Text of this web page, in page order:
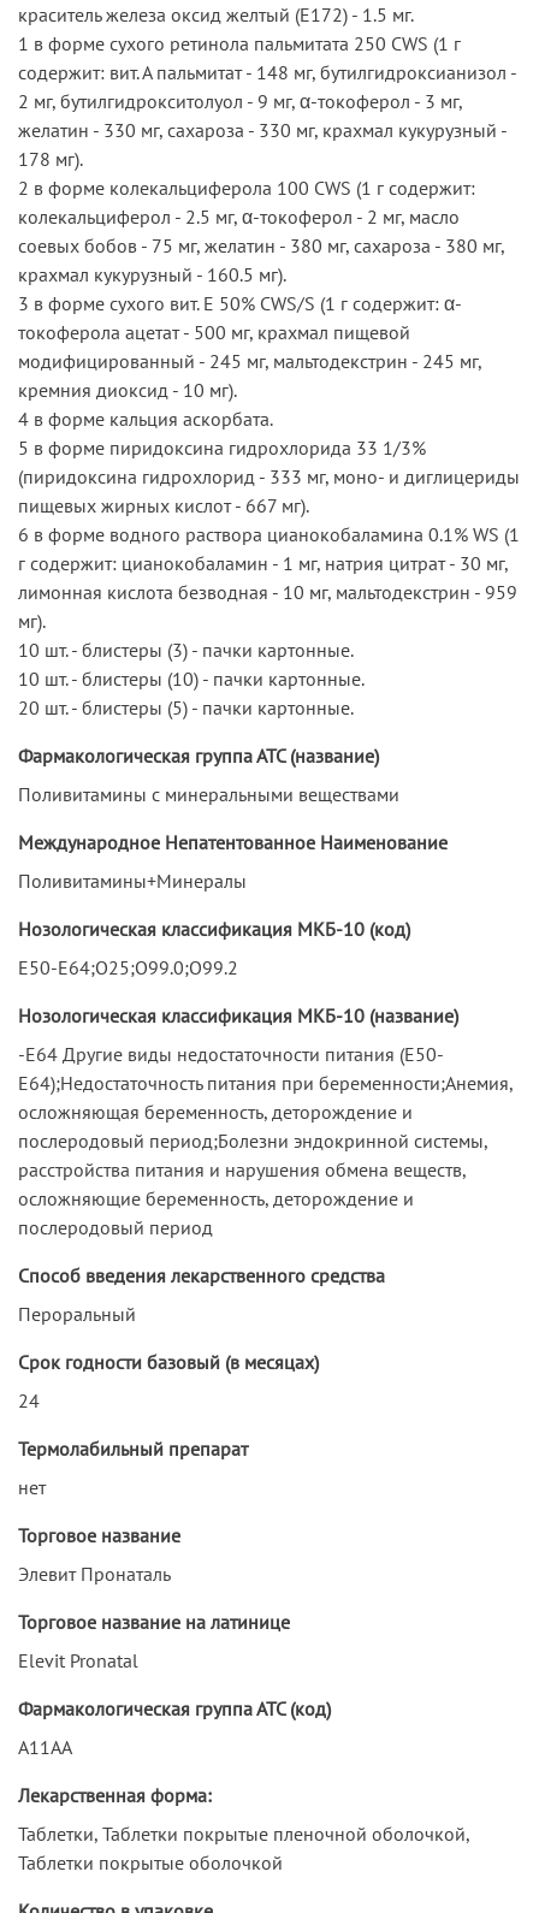
краситель железа оксид желтый (Е172) - 1.5 мг.
1 в форме сухого ретинола пальмитата 250 CWS (1 г
содержит: вит. А пальмитат - 148 мг, бутилгидроксианизол -
2 мг, бутилгидрокситолуол - 9 мг, α-токоферол - 3 мг,
желатин - 330 мг, сахароза - 330 мг, крахмал кукурузный -
178 мг).
2 в форме колекальциферола 100 CWS (1 г содержит:
колекальциферол - 2.5 мг, α-токоферол - 2 мг, масло
соевых бобов - 75 мг, желатин - 380 мг, сахароза - 380 мг,
крахмал кукурузный - 160.5 мг).
3 в форме сухого вит. Е 50% CWS/S (1 г содержит: α-
токоферола ацетат - 500 мг, крахмал пищевой
модифицированный - 245 мг, мальтодекстрин - 245 мг,
кремния диоксид - 10 мг).
4 в форме кальция аскорбата.
5 в форме пиридоксина гидрохлорида 33 1/3%
(пиридоксина гидрохлорид - 333 мг, моно- и диглицериды
пищевых жирных кислот - 667 мг).
6 в форме водного раствора цианокобаламина 0.1% WS (1
г содержит: цианокобаламин - 1 мг, натрия цитрат - 30 мг,
лимонная кислота безводная - 10 мг, мальтодекстрин - 959
мг).
10 шт. - блистеры (3) - пачки картонные.
10 шт. - блистеры (10) - пачки картонные.
20 шт. - блистеры (5) - пачки картонные.
Фармакологическая группа АТС (название)
Поливитамины с минеральными веществами
Международное Непатентованное Наименование
Поливитамины+Минералы
Нозологическая классификация МКБ-10 (код)
E50-E64;O25;O99.0;O99.2
Нозологическая классификация МКБ-10 (название)
-E64 Другие виды недостаточности питания (E50-
E64);Недостаточность питания при беременности;Анемия,
осложняющая беременность, деторождение и
послеродовый период;Болезни эндокринной системы,
расстройства питания и нарушения обмена веществ,
осложняющие беременность, деторождение и
послеродовый период
Способ введения лекарственного средства
Пероральный
Срок годности базовый (в месяцах)
24
Термолабильный препарат
нет
Торговое название
Элевит Пронаталь
Торговое название на латинице
Elevit Pronatal
Фармакологическая группа АТС (код)
A11AA
Лекарственная форма:
Таблетки, Таблетки покрытые пленочной оболочкой,
Таблетки покрытые оболочкой